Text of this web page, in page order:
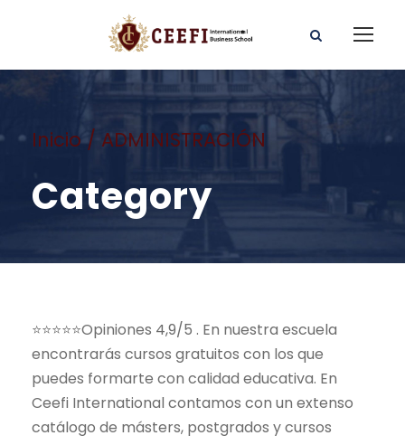
Inicio/ ADMINISTRACIÓN
Category
⭐⭐⭐⭐⭐Opiniones 4,9/5 . En nuestra escuela
encontrarás cursos gratuitos con los que
puedes formarte con calidad educativa. En
Ceefi International contamos con un extenso
catálogo de másters, postgrados y cursos